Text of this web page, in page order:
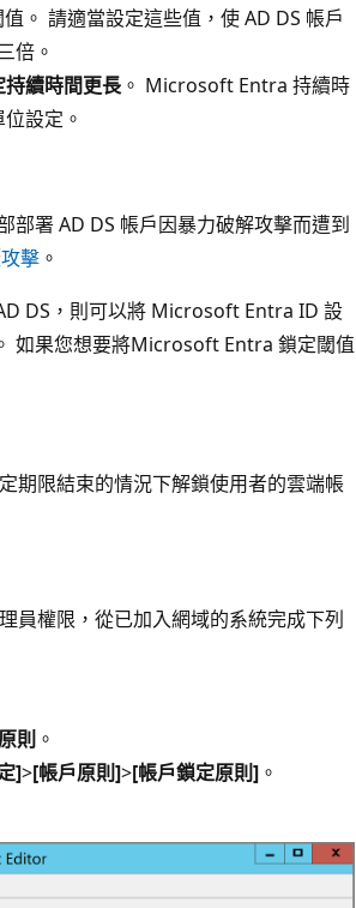
。 請適當設定這些值，使 AD DS 帳戶
倍。
持續時間更長 。 Microsoft Entra 持續時
設定。
署 AD DS 帳戶因暴力破解攻擊而遭到
擊 。
DS，則可以將 Microsoft Entra ID 設
如果您想要將Microsoft Entra 鎖定閾值
期限結束的情況下解鎖使用者的雲端帳
員權限，從已加入網域的系統完成下列
則 。
]>[帳戶原則]>[帳戶鎖定原則] 。